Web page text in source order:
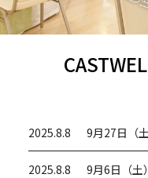
2025.8.8 9月27日（
2025.8.8 9月6日（土